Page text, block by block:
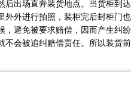
出场直奔装货地点。当货柜到
外进行拍照，装柜完后封柜门
避免被要求赔偿，因而产生纠
会被追纠赔偿责任。所以装货